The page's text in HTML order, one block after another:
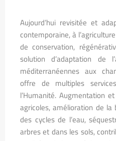
Aujourd’hui revisitée et
contemporaine, à
de conservation,
solution d’adaptation de
méditerranéennes aux
offre de multiples
l’Humanité. Augmentation
agricoles, amélioration de
des cycles de l’eau,
arbres et dans les sols,